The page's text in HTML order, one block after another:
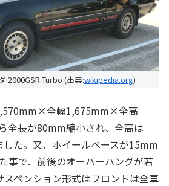
2000GSR Turbo (出典:wikipedia.org)
全幅1,675mm×全高
全長が80mm縮小され、全高は
た。又、ホイールベースが15mm
事で、前後のオーバーハングが若
ペンション形式はフロントは全車